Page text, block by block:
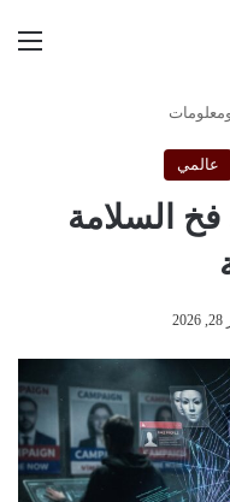
ومعلومات
عالمي
فخ السلامة